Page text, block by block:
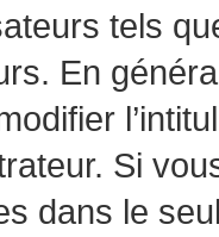
tels
En
Si
dans le